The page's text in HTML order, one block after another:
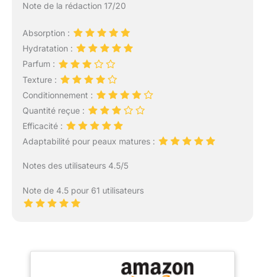
Note de la rédaction 17/20
Absorption :
Hydratation :
Parfum :
Texture :
Conditionnement :
Quantité reçue :
Efficacité :
Adaptabilité pour peaux matures :
Notes des utilisateurs 4.5/5
Note de 4.5 pour 61 utilisateurs